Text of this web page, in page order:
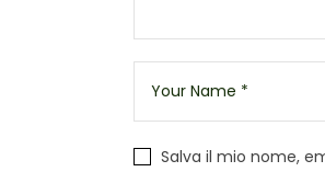
Salva il mio nome,